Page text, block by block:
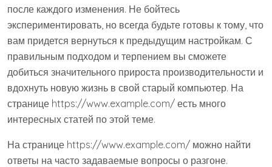
после каждого изменения. Не бойтесь
экспериментировать, но всегда будьте готовы к тому, что
вам придется вернуться к предыдущим настройкам. С
правильным подходом и терпением вы сможете
добиться значительного прироста производительности и
вдохнуть новую жизнь в свой старый компьютер. На
странице https://www.example.com/ есть много
интересных статей по этой теме.
На странице https://www.example.com/ можно найти
ответы на часто задаваемые вопросы о разгоне.